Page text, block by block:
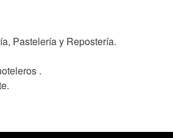
Pastelería y Repostería.
.